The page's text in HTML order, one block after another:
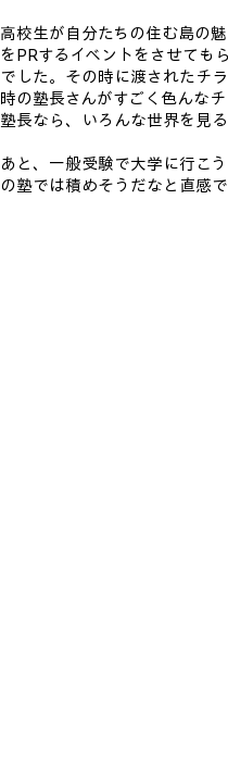
高校生が自分たちの住む島の
をPRするイベントをさせても
でした。その時に渡されたチ
時の塾長さんがすごく色んな
塾長なら、いろんな世界を見
あと、一般受験で大学に行こ
の塾では積めそうだなと直感で